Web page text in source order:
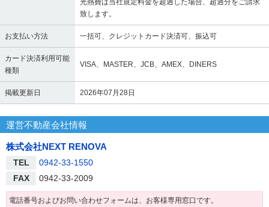
光熱費は当社規定料金を超過した場合、超過分をご請求
致します。
お支払い方法 一括可、クレジットカード決済可、振込可
カード決済利用可能
種類
VISA、MASTER、JCB、AMEX、DINERS
掲載更新日 2026年07月28日
運営不動産会社情報
株式会社NEXT RENOVA
TEL
0942-33-1550
FAX
0942-33-2009
電話番号およびお問い合わせフォームは、お客様専用窓口です。